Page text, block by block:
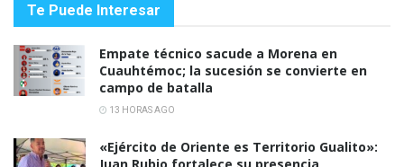
Te Puede Interesar
Empate técnico sacude a Morena en
Cuauhtémoc; la sucesión se convierte en
campo de batalla
13 HORAS AGO
«Ejército de Oriente es Territorio Gualito»:
Juan Rubio fortalece su presencia